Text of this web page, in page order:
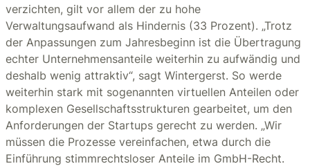
verzichten, gilt vor allem der zu hohe
Verwaltungsaufwand als Hindernis (33 Prozent). „Trotz
der Anpassungen zum Jahresbeginn ist die Übertragung
echter Unternehmensanteile weiterhin zu aufwändig und
deshalb wenig attraktiv“, sagt Wintergerst. So werde
weiterhin stark mit sogenannten virtuellen Anteilen oder
komplexen Gesellschaftsstrukturen gearbeitet, um den
Anforderungen der Startups gerecht zu werden. „Wir
müssen die Prozesse vereinfachen, etwa durch die
Einführung stimmrechtsloser Anteile im GmbH-Recht.